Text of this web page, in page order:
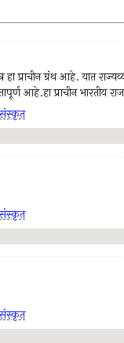
प्राचीन ग्रंथ आहे. यात
आहे.हा प्राचीन भारतीय
संस्कृत
संस्कृत
संस्कृत